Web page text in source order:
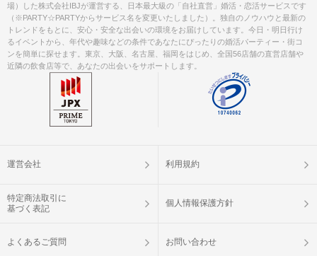
場）した株式会社IBJが運営する、日本最大級の「自社直営」婚活・恋活サービスです
（※PARTY☆PARTYからサービス名を変更いたしました）。独自のノウハウと最新の
トレンドをもとに、安心・安全な出会いの環境をお届けしています。今日・明日行け
るイベントから、年代や趣味などの条件であなたにぴったりの婚活パーティー・街コ
ンを簡単に探せます。東京、大阪、名古屋、福岡をはじめ、全国56店舗の直営店舗や
近隣の飲食店等で、あなたの出会いをサポートします。
運営会社 利用規約
特定商法取引に
基づく表記
個人情報保護方針
よくあるご質問 お問い合わせ